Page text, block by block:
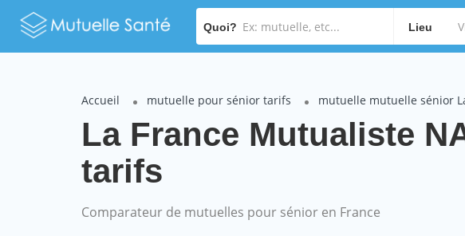
Quoi? Lieu
Accueil mutuelle pour sénior tarifs mutuelle mutuelle sénior
La France Mutualiste
tarifs
Comparateur de mutuelles pour sénior en France